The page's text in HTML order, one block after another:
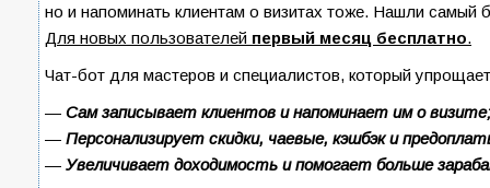
но и напоминать клиентам о визитах тоже. Нашли
Для новых пользователей первый месяц бесплатно.
Чат-бот для мастеров и специалистов, который
— Сам записывает клиентов и напоминает им о визите;
— Персонализирует скидки, чаевые, кэшбэк и
— Увеличивает доходимость и помогает больше